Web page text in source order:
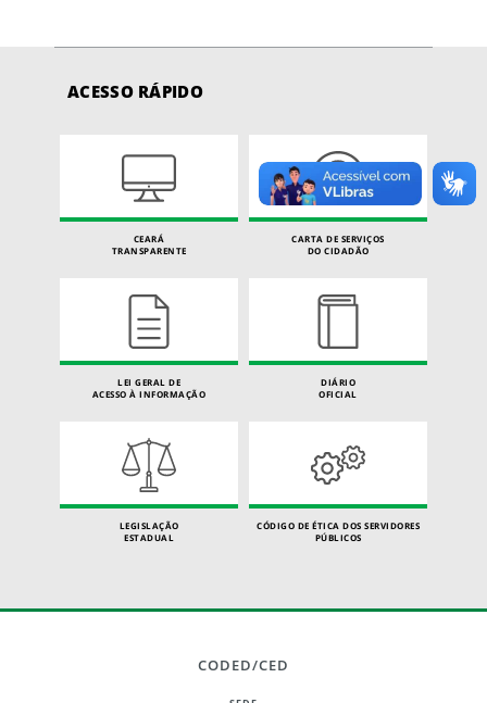
ACESSO RÁPIDO
CEARÁ
TRANSPARENTE
CARTA DE SERVIÇOS
DO CIDADÃO
LEI GERAL DE
ACESSO À INFORMAÇÃO
DIÁRIO
OFICIAL
LEGISLAÇÃO
ESTADUAL
CÓDIGO DE ÉTICA DOS SERVIDORES
PÚBLICOS
CODED/CED